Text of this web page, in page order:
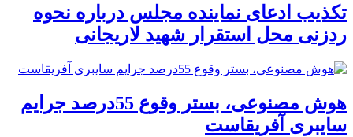
تکذیب ادعای نماینده مجلس درباره نحوه
ردزنی محل استقرار شهید لاریجانی
هوش مصنوعی، بستر وقوع 55درصد جرایم
سایبری آفریقاست